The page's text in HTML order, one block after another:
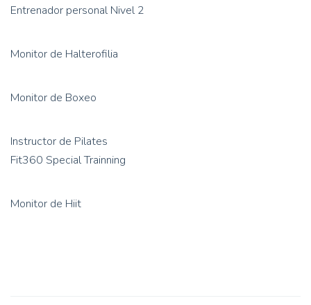
Entrenador personal Nivel 2
Monitor de Halterofilia
Monitor de Boxeo
Instructor de Pilates
Fit360 Special Trainning
Monitor de Hiit